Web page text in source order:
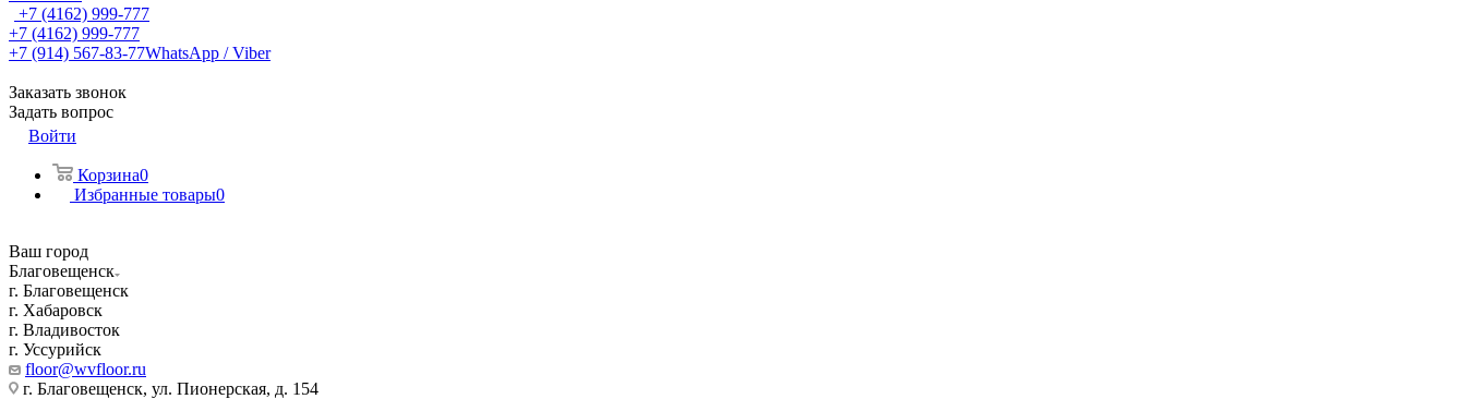
+7 (4162) 999-777
+7 (4162) 999-777
+7 (914) 567-83-77WhatsApp / Viber
Заказать звонок
Задать вопрос
Войти
Корзина0
Избранные товары0
Ваш город
Благовещенск
г. Благовещенск
г. Хабаровск
г. Владивосток
г. Уссурийск
floor@wvfloor.ru
г. Благовещенск, ул. Пионерская, д. 154